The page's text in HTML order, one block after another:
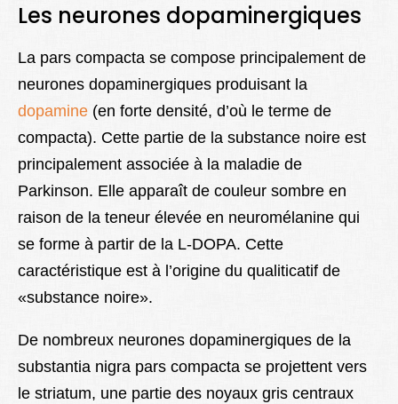
Les neurones dopaminergiques
La pars compacta se compose principalement de
neurones dopaminergiques produisant la
dopamine (en forte densité, d’où le terme de
compacta). Cette partie de la substance noire est
principalement associée à la maladie de
Parkinson. Elle apparaît de couleur sombre en
raison de la teneur élevée en neuromélanine qui
se forme à partir de la L-DOPA. Cette
caractéristique est à l’origine du qualiticatif de
«substance noire».
De nombreux neurones dopaminergiques de la
substantia nigra pars compacta se projettent vers
le striatum, une partie des noyaux gris centraux